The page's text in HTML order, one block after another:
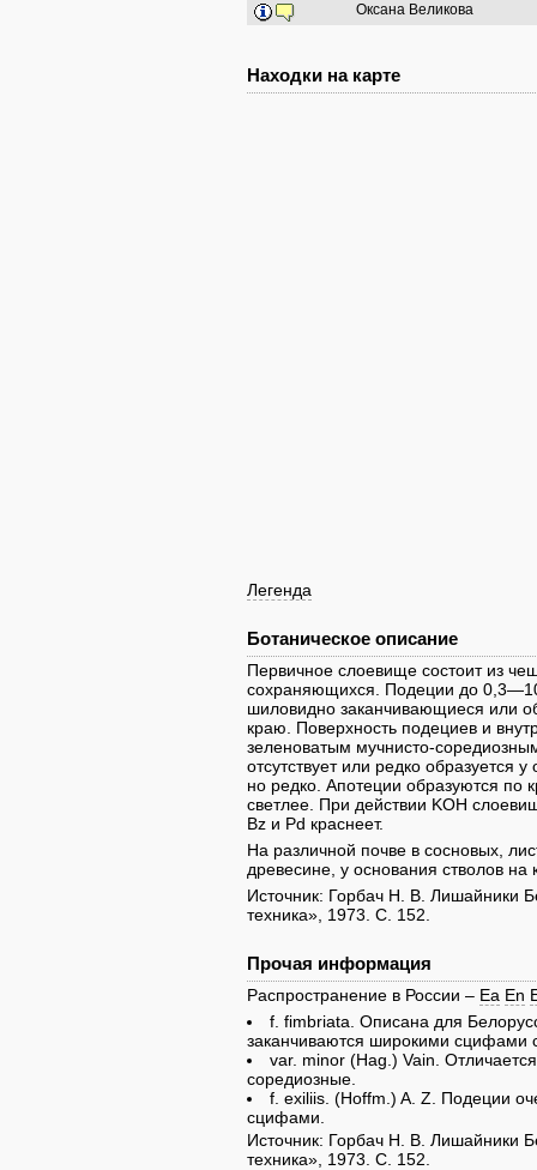
Оксана Великова
Находки на карте
Легенда
Ботаническое описание
Первичное слоевище состоит из
сохраняющихся. Подеции до
шиловидно заканчивающиеся или
краю. Поверхность подециев и
зеленоватым мучнисто-
отсутствует или редко образуется
но редко. Апотеции образуются по
светлее. При действии KOH
Bz и Pd краснеет.
На различной почве в сосновых,
древесине, у основания стволов
Источник: Горбач Н. В. Лишайники
техника», 1973. C. 152.
Прочая информация
Распространение в России – Ea En
f. fimbriata. Описана для
заканчиваются широкими сцифами
var. minor (Hag.) Vain.
соредиозные.
f. exiliis. (Hoffm.) A. Z. Подеции
сцифами.
Источник: Горбач Н. В. Лишайники
техника», 1973. C. 152.